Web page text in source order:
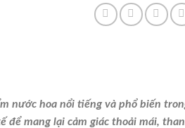
nước hoa nổi tiếng và phổ biến
mang lại cảm giác thoải mái,